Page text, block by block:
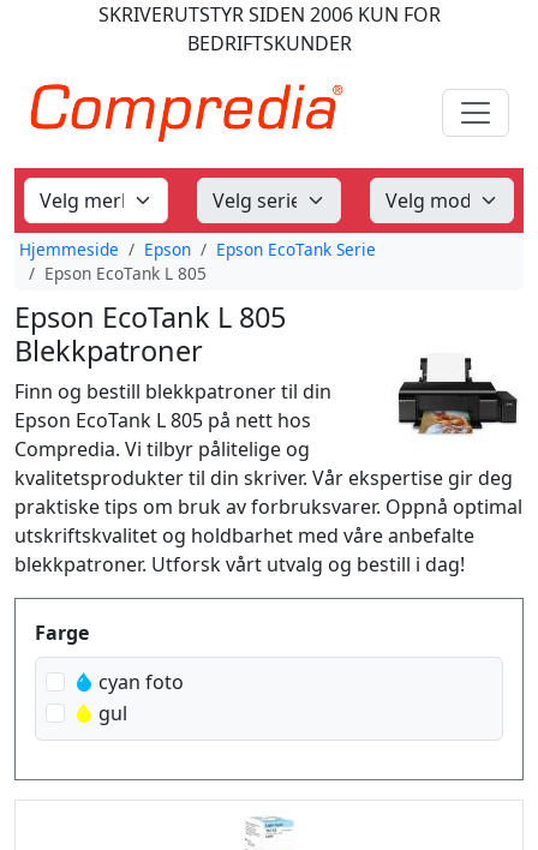
SKRIVERUTSTYRSIDEN 2006KUN FOR
BEDRIFTSKUNDER
Hjemmeside Epson
Epson EcoTank Serie
Epson EcoTank L 805
Epson EcoTank L 805
Blekkpatroner
Finn og bestill blekkpatroner til din
Epson EcoTank L 805 på nett hos
Compredia. Vi tilbyr pålitelige og
kvalitetsprodukter til din skriver. Vår ekspertise gir deg
praktiske tips om bruk av forbruksvarer. Oppnå optimal
utskriftskvalitet og holdbarhet med våre anbefalte
blekkpatroner. Utforsk vårt utvalg og bestill i dag!
Produktfilter
Farge
cyan foto
gul